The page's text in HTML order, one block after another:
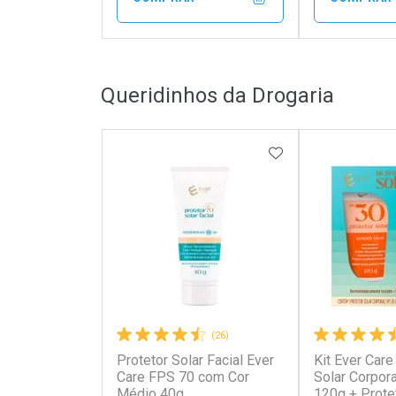
Laboratório
Ativar Desconto
Por Menos
Ativar
Por
Queridinhos da Drogaria
(26)
Protetor Solar Facial Ever
Care FPS 70 com Cor
ADICIONAR AOS
Kit Ever
Solar